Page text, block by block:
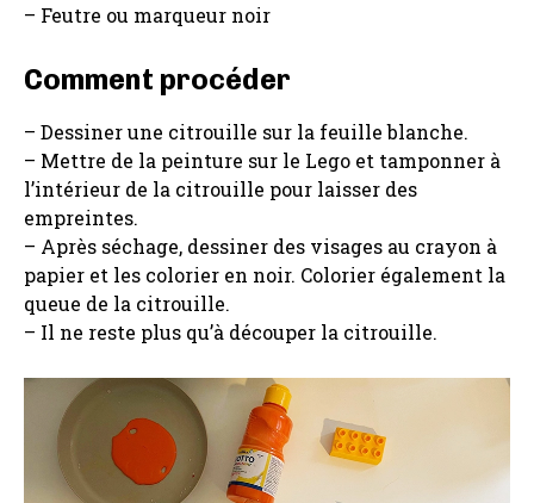
– Feutre ou marqueur noir
Comment procéder
– Dessiner une citrouille sur la feuille blanche.
– Mettre de la peinture sur le Lego et tamponner à
l’intérieur de la citrouille pour laisser des
empreintes.
– Après séchage, dessiner des visages au crayon à
papier et les colorier en noir. Colorier également la
queue de la citrouille.
– Il ne reste plus qu’à découper la citrouille.